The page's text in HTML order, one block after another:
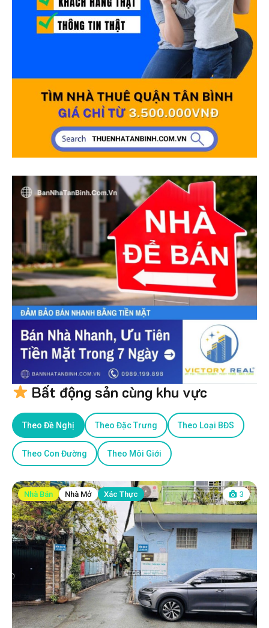
Bất động sản cùng khu vực
Theo Đề Nghị Theo Đặc Trưng Theo Loại BĐS
Theo Con Đường Theo Môi Giới
Nhà Bán Nhà Mở Xác Thực 3